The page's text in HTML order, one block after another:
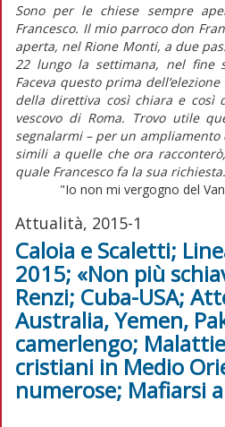
Sono per le chiese sempre
Francesco. Il mio parroco don
aperta, nel Rione Monti, a due
22 lungo la settimana, nel fine
Faceva questo prima
della direttiva così chiara e così
vescovo di Roma. Trovo utile
segnalarmi – per un ampliamento
simili a quelle che ora
quale Francesco fa la sua richiesta.
"Io non mi vergogno del
Attualità, 2015-1
Caloia e Scaletti;
2015; «Non più
Renzi; Cuba-USA;
Australia, Yemen,
camerlengo;
cristiani in Medio
numerose; Mafiarsi